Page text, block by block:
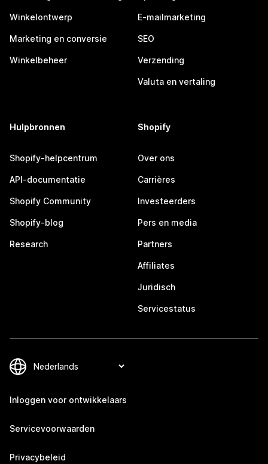
Winkelontwerp
Marketing en conversie
Winkelbeheer
E-mailmarketing
SEO
Verzending
Valuta en vertaling
Hulpbronnen
Shopify-helpcentrum
API-documentatie
Shopify Community
Shopify-blog
Research
Shopify
Over ons
Carrières
Investeerders
Pers en media
Partners
Affiliates
Juridisch
Servicestatus
Inloggen voor ontwikkelaars
Servicevoorwaarden
Privacybeleid